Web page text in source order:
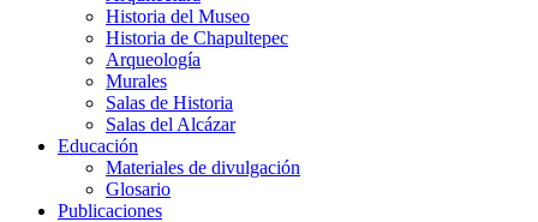
Historia del Museo
Historia de Chapultepec
Arqueología
Murales
Salas de Historia
Salas del Alcázar
Educación
Materiales de divulgación
Glosario
Publicaciones